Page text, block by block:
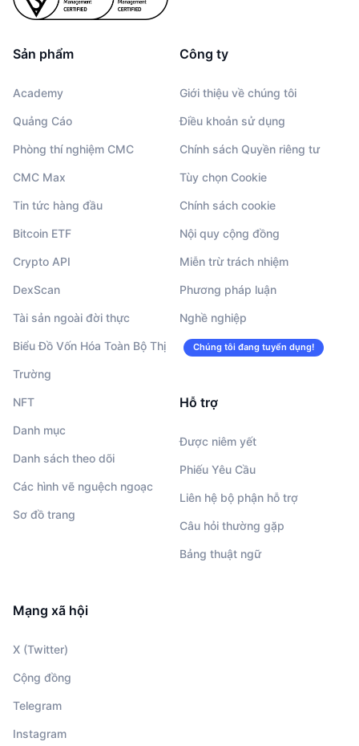
Sản phẩm
Academy
Quảng Cáo
Phòng thí nghiệm CMC
CMC Max
Tin tức hàng đầu
Bitcoin ETF
Crypto API
DexScan
Tài sản ngoài đời thực
Biểu Đồ Vốn Hóa Toàn Bộ Thị
Trường
NFT
Danh mục
Danh sách theo dõi
Các hình vẽ nguệch ngoạc
Sơ đồ trang
Công ty
Giới thiệu về chúng tôi
Điều khoản sử dụng
Chính sách Quyền riêng tư
Tùy chọn Cookie
Chính sách cookie
Nội quy cộng đồng
Miễn trừ trách nhiệm
Phương pháp luận
Nghề nghiệp
Chúng tôi đang tuyển dụng!
Hỗ trợ
Được niêm yết
Phiếu Yêu Cầu
Liên hệ bộ phận hỗ trợ
Câu hỏi thường gặp
Bảng thuật ngữ
Mạng xã hội
X (Twitter)
Cộng đồng
Telegram
Instagram